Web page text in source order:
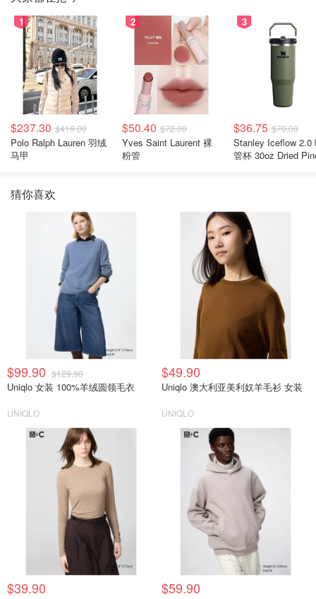
1
$237.30 $419.00
Polo Ralph Lauren 羽绒
马甲
2
$50.40 $72.00
Yves Saint Laurent 裸
粉管
3
$36.75 $70.00
Stanley Iceflow 2.0 吸
管杯 30oz Dried
猜你喜欢
$99.90 $129.90
Uniqlo 女装 100%羊绒圆领毛衣
UNIQLO
$49.90
Uniqlo 澳大利亚美利奴羊毛衫 女装
UNIQLO
$39.90 $59.90